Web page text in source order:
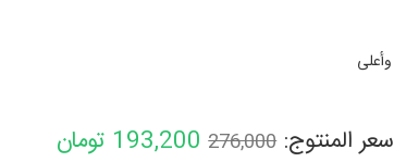
سعر المنتوج:276,000
193,200 تومان